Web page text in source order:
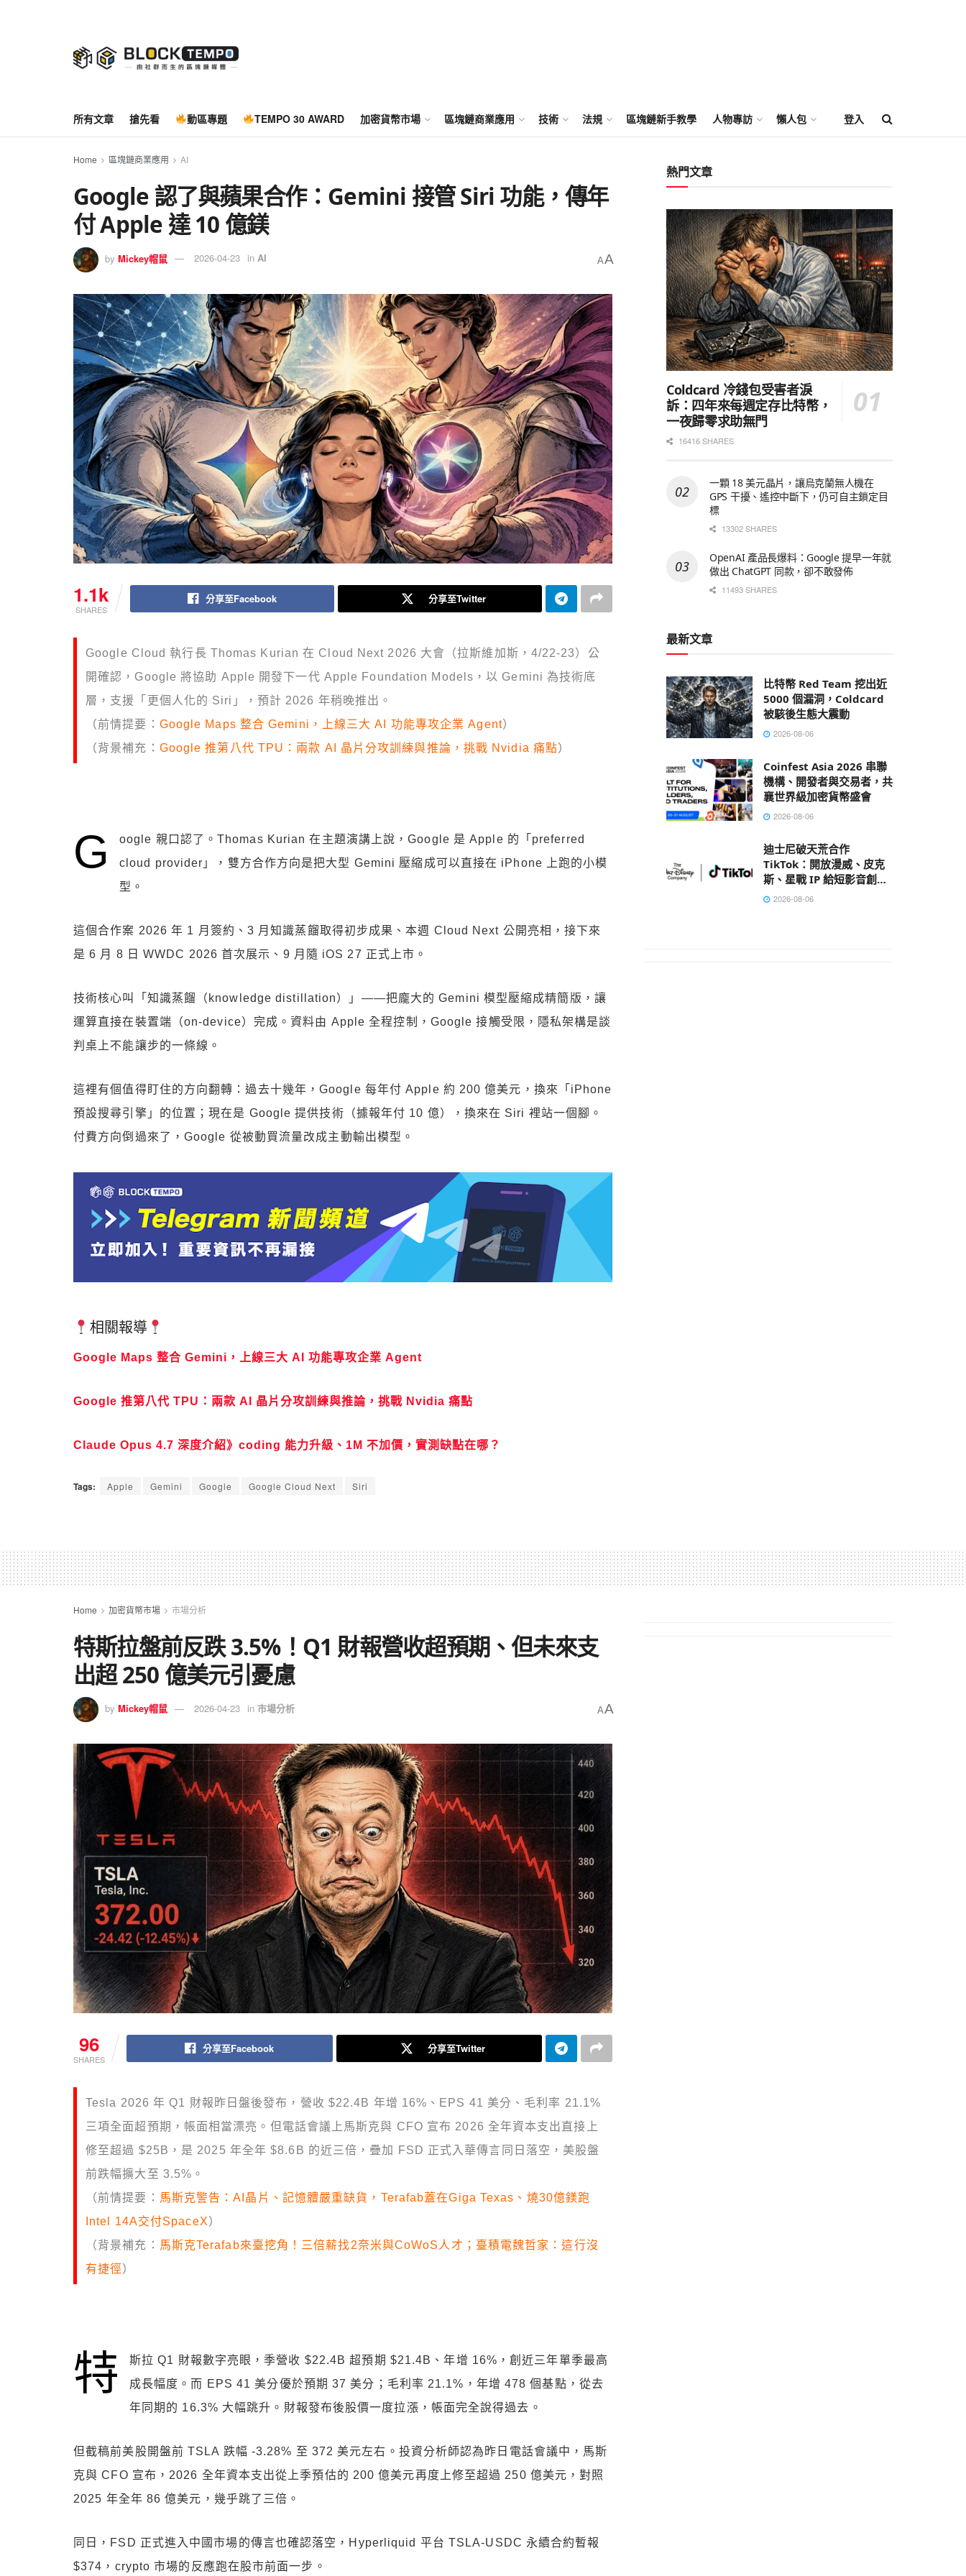
所有文章 搶先看 動區專題 TEMPO 30 AWARD 加密貨幣市場 區塊鏈商業應用 技術 法規 區塊鏈新手教學 人物專訪 懶人包 登入
Home 區塊鏈商業應用 AI
Google 認了與蘋果合作：Gemini 接管 Siri 功能，傳年
付 Apple 達 10 億鎂
by Mickey帽鼠 2026-04-23 in AI AA
1.1k
SHARES
分享至Facebook 分享至Twitter
Google Cloud 執行長 Thomas Kurian 在 Cloud Next 2026 大會（拉斯維加斯，4/22-23）公
開確認，Google 將協助 Apple 開發下一代 Apple Foundation Models，以 Gemini 為技術底
層，支援「更個人化的 Siri」，預計 2026 年稍晚推出。
（前情提要： Google Maps 整合 Gemini，上線三大 AI 功能專攻企業 Agent）
（背景補充： Google 推第八代 TPU：兩款 AI 晶片分攻訓練與推論，挑戰 Nvidia 痛點）
G
oogle 親口認了。Thomas Kurian 在主題演講上說，Google 是 Apple 的「preferred
cloud provider」，雙方合作方向是把大型 Gemini 壓縮成可以直接在 iPhone 上跑的小模
型。
這個合作案 2026 年 1 月簽約、3 月知識蒸餾取得初步成果、本週 Cloud Next 公開亮相，接下來
是 6 月 8 日 WWDC 2026 首次展示、9 月隨 iOS 27 正式上市。
技術核心叫「知識蒸餾（knowledge distillation）」——把龐大的 Gemini 模型壓縮成精簡版，讓
運算直接在裝置端（on-device）完成。資料由 Apple 全程控制，Google 接觸受限，隱私架構是談
判桌上不能讓步的一條線。
這裡有個值得盯住的方向翻轉：過去十幾年，Google 每年付 Apple 約 200 億美元，換來「iPhone
預設搜尋引擎」的位置；現在是 Google 提供技術（據報年付 10 億），換來在 Siri 裡站一個腳。
付費方向倒過來了，Google 從被動買流量改成主動輸出模型。
相關報導
Google Maps 整合 Gemini，上線三大 AI 功能專攻企業 Agent
Google 推第八代 TPU：兩款 AI 晶片分攻訓練與推論，挑戰 Nvidia 痛點
Claude Opus 4.7 深度介紹》coding 能力升級、1M 不加價，實測缺點在哪？
Tags: Apple Gemini Google Google Cloud Next Siri
熱門文章
Coldcard 冷錢包受害者淚
訴：四年來每週定存比特幣，
一夜歸零求助無門
16416 SHARES
一顆 18 美元晶片，讓烏克蘭無人機在
GPS 干擾、遙控中斷下，仍可自主鎖定目
標
13302 SHARES
OpenAI 產品長爆料：Google 提早一年就
做出 ChatGPT 同款，卻不敢發佈
11493 SHARES
最新文章
比特幣 Red Team 挖出近
5000 個漏洞，Coldcard
被駭後生態大震動
2026-08-06
Coinfest Asia 2026 串聯
機構、開發者與交易者，共
襄世界級加密貨幣盛會
2026-08-06
迪士尼破天荒合作
TikTok：開放漫威、皮克
斯、星戰 IP 給短影音創作
者2026-08-06
Home 加密貨幣市場 市場分析
特斯拉盤前反跌 3.5%！Q1 財報營收超預期、但未來支
出超 250 億美元引憂慮
by Mickey帽鼠 2026-04-23 in 市場分析 AA
96
SHARES
分享至Facebook 分享至Twitter
Tesla 2026 年 Q1 財報昨日盤後發布，營收 $22.4B 年增 16%、EPS 41 美分、毛利率 21.1%
三項全面超預期，帳面相當漂亮。但電話會議上馬斯克與 CFO 宣布 2026 全年資本支出直接上
修至超過 $25B，是 2025 年全年 $8.6B 的近三倍，疊加 FSD 正式入華傳言同日落空，美股盤
前跌幅擴大至 3.5%。
（前情提要： 馬斯克警告：AI晶片、記憶體嚴重缺貨，Terafab蓋在Giga Texas、燒30億鎂跑
Intel 14A交付SpaceX）
（背景補充： 馬斯克Terafab來臺挖角！三倍薪找2奈米與CoWoS人才；臺積電魏哲家：這行沒
有捷徑）
特
斯拉 Q1 財報數字亮眼，季營收 $22.4B 超預期 $21.4B、年增 16%，創近三年單季最高
成長幅度。而 EPS 41 美分優於預期 37 美分；毛利率 21.1%，年增 478 個基點，從去
年同期的 16.3% 大幅跳升。財報發布後股價一度拉漲，帳面完全說得過去。
但截稿前美股開盤前 TSLA 跌幅 -3.28% 至 372 美元左右。投資分析師認為昨日電話會議中，馬斯
克與 CFO 宣布，2026 全年資本支出從上季預估的 200 億美元再度上修至超過 250 億美元，對照
2025 年全年 86 億美元，幾乎跳了三倍。
同日，FSD 正式進入中國市場的傳言也確認落空，Hyperliquid 平台 TSLA-USDC 永續合約暫報
$374，crypto 市場的反應跑在股市前面一步。